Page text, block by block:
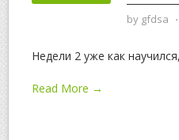
by gfdsa ⋅
Недели 2 уже как
Read More →